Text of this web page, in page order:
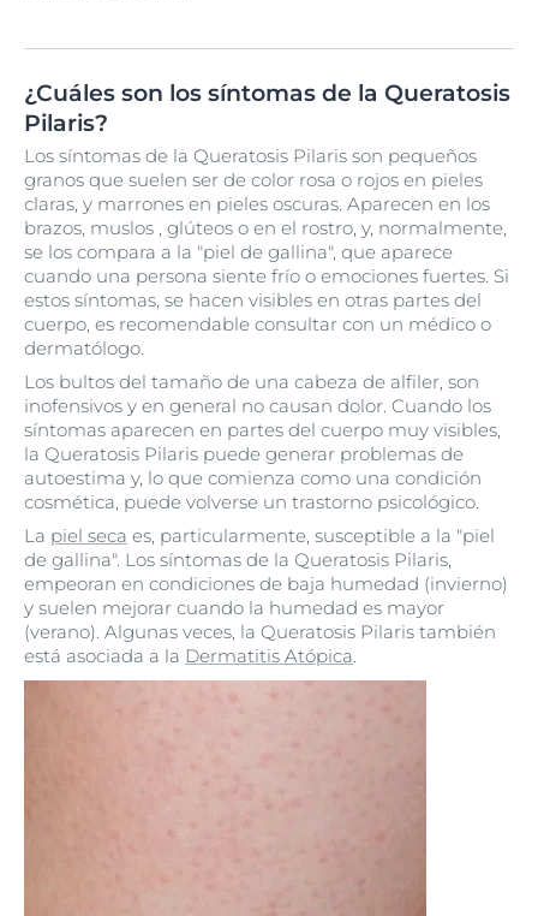
¿Cuáles son los síntomas de la Queratosis
Pilaris?
Los síntomas de la Queratosis Pilaris son pequeños
granos que suelen ser de color rosa o rojos en pieles
claras, y marrones en pieles oscuras. Aparecen en los
brazos, muslos , glúteos o en el rostro, y, normalmente,
se los compara a la "piel de gallina", que aparece
cuando una persona siente frío o emociones fuertes. Si
estos síntomas, se hacen visibles en otras partes del
cuerpo, es recomendable consultar con un médico o
dermatólogo.
Los bultos del tamaño de una cabeza de alfiler, son
inofensivos y en general no causan dolor. Cuando los
síntomas aparecen en partes del cuerpo muy visibles,
la Queratosis Pilaris puede generar problemas de
autoestima y, lo que comienza como una condición
cosmética, puede volverse un trastorno psicológico.
La piel seca es, particularmente, susceptible a la "piel
de gallina". Los síntomas de la Queratosis Pilaris,
empeoran en condiciones de baja humedad (invierno)
y suelen mejorar cuando la humedad es mayor
(verano). Algunas veces, la Queratosis Pilaris también
está asociada a la Dermatitis Atópica.